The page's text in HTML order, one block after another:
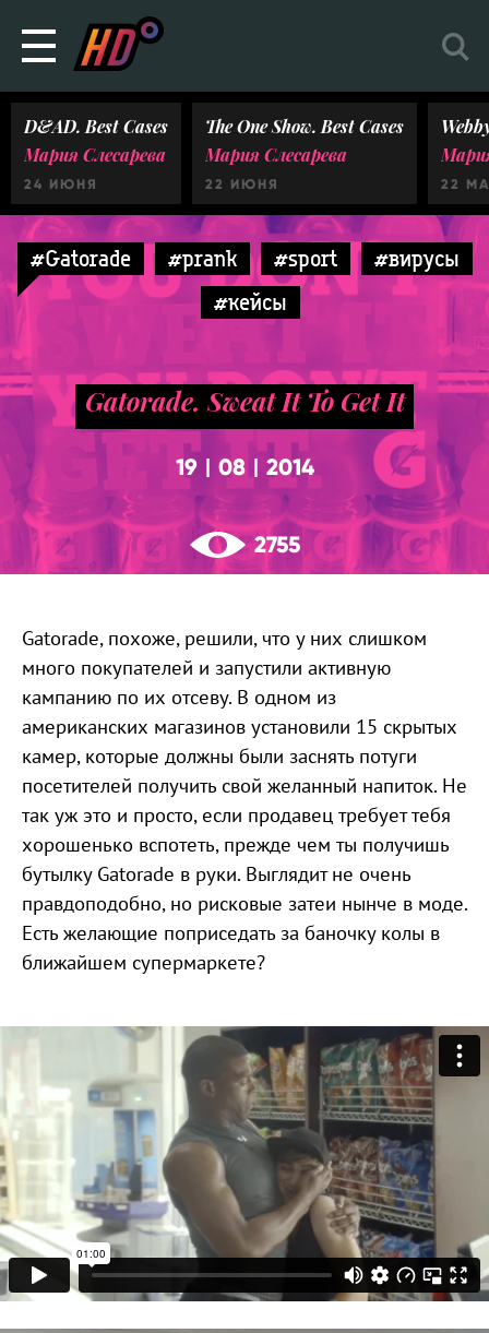
D&AD. Best Cases
Мария Слесарева
24 ИЮНЯ
The One Show. Best Cases
Мария Слесарева
22 ИЮНЯ 22
#Gatorade #prank #sport
#вирусы
#кейсы
Gatorade. Sweat It To Get It
19 08 2014
2755
Gatorade, похоже, решили, что у них слишком
много покупателей и запустили активную
кампанию по их отсеву. В одном из
американских магазинов установили 15 скрытых
камер, которые должны были заснять потуги
посетителей получить свой желанный напиток. Не
так уж это и просто, если продавец требует тебя
хорошенько вспотеть, прежде чем ты получишь
бутылку Gatorade в руки. Выглядит не очень
правдоподобно, но рисковые затеи нынче в моде.
Есть желающие поприседать за баночку колы в
ближайшем супермаркете?